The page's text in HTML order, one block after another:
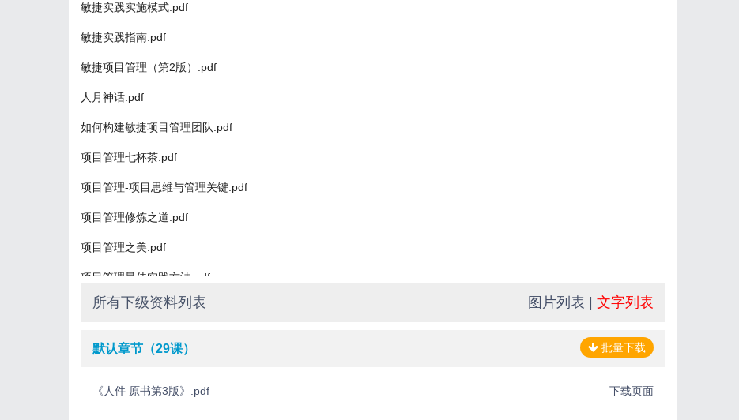
敏捷实践实施模式.pdf
敏捷实践指南.pdf
敏捷项目管理（第2版）.pdf
人月神话.pdf
如何构建敏捷项目管理团队.pdf
项目管理七杯茶.pdf
项目管理-项目思维与管理关键.pdf
项目管理修炼之道.pdf
项目管理之美.pdf
项目管理最佳实践方法.pdf
项目和项目群经理的59种核检清单.pdf
一页纸项目管理.pdf
所有下级资料列表 图片列表 文字列表
默认章节（29课） 批量下载
《人件 原书第3版》.pdf 下载页面